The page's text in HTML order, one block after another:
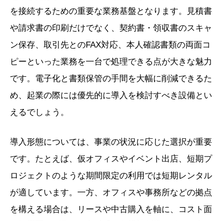
を接続するための重要な業務基盤となります。見積書
や請求書の印刷だけでなく、契約書・領収書のスキャ
ン保存、取引先とのFAX対応、本人確認書類の両面コ
ピーといった業務を一台で処理できる点が大きな魅力
です。電子化と書類保管の手間を大幅に削減できるた
め、起業の際には優先的に導入を検討すべき設備とい
えるでしょう。
導入形態については、事業の状況に応じた選択が重要
です。たとえば、仮オフィスやイベント出店、短期プ
ロジェクトのような期間限定の利用では短期レンタル
が適しています。一方、オフィスや事務所などの拠点
を構える場合は、リースや中古購入を軸に、コスト面